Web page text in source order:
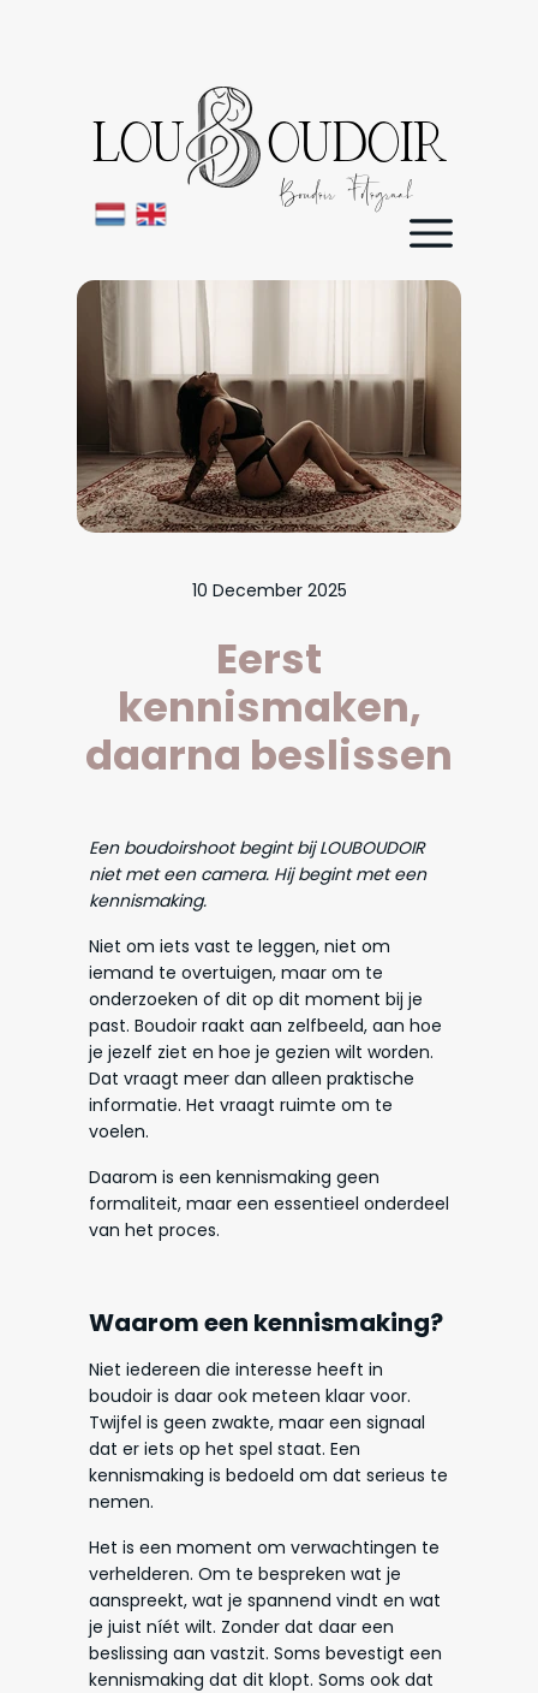
LOU OUDOIR
Boudoir Fotograaf
10 December 2025
Eerst
kennismaken,
daarna beslissen
Een boudoirshoot begint bij LOUBOUDOIR
niet met een camera. Hij begint met een
kennismaking.
Niet om iets vast te leggen, niet om
iemand te overtuigen, maar om te
onderzoeken of dit op dit moment bij je
past. Boudoir raakt aan zelfbeeld, aan hoe
je jezelf ziet en hoe je gezien wilt worden.
Dat vraagt meer dan alleen praktische
informatie. Het vraagt ruimte om te
voelen.
Daarom is een kennismaking geen
formaliteit, maar een essentieel onderdeel
van het proces.
Waarom een kennismaking?
Niet iedereen die interesse heeft in
boudoir is daar ook meteen klaar voor.
Twijfel is geen zwakte, maar een signaal
dat er iets op het spel staat. Een
kennismaking is bedoeld om dat serieus te
nemen.
Het is een moment om verwachtingen te
verhelderen. Om te bespreken wat je
aanspreekt, wat je spannend vindt en wat
je juist níét wilt. Zonder dat daar een
beslissing aan vastzit. Soms bevestigt een
kennismaking dat dit klopt. Soms ook dat